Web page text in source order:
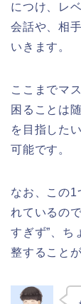
につけ、レ
会話や、相
いきます。
ここまでマ
困ることは
を目指した
可能です。
なお、この1
れているの
すぎず”、ち
整すること